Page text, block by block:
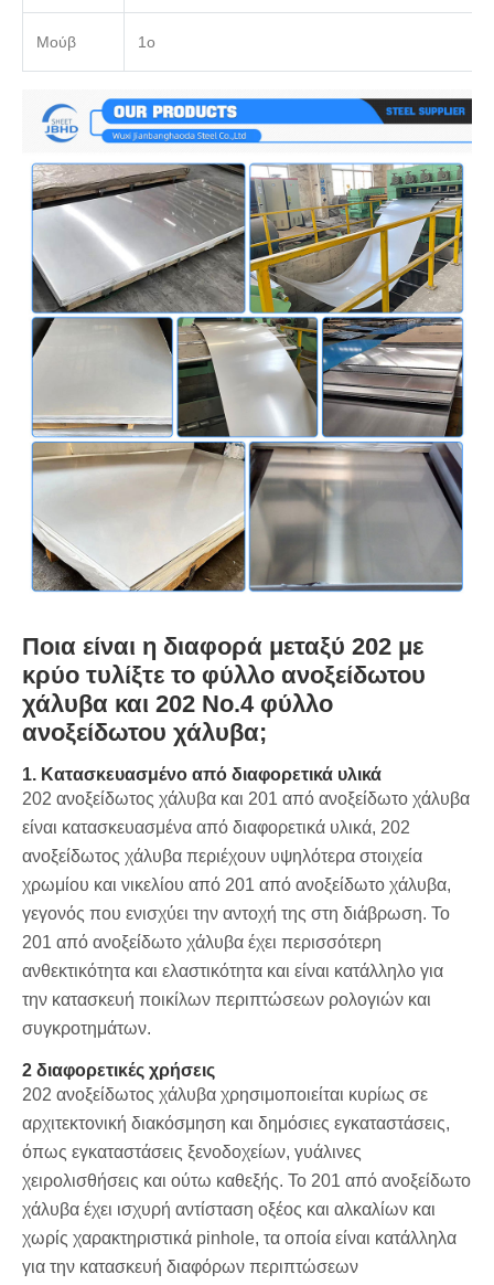
Μούβ 1ο
Ποια είναι η διαφορά μεταξύ 202 με
κρύο τυλίξτε το φύλλο ανοξείδωτου
χάλυβα και 202 Νο.4 φύλλο
ανοξείδωτου χάλυβα;
1. Κατασκευασμένο από διαφορετικά υλικά
202 ανοξείδωτος χάλυβα και 201 από ανοξείδωτο χάλυβα
είναι κατασκευασμένα από διαφορετικά υλικά, 202
ανοξείδωτος χάλυβα περιέχουν υψηλότερα στοιχεία
χρωμίου και νικελίου από 201 από ανοξείδωτο χάλυβα,
γεγονός που ενισχύει την αντοχή της στη διάβρωση. Το
201 από ανοξείδωτο χάλυβα έχει περισσότερη
ανθεκτικότητα και ελαστικότητα και είναι κατάλληλο για
την κατασκευή ποικίλων περιπτώσεων ρολογιών και
συγκροτημάτων.
2 διαφορετικές χρήσεις
202 ανοξείδωτος χάλυβα χρησιμοποιείται κυρίως σε
αρχιτεκτονική διακόσμηση και δημόσιες εγκαταστάσεις,
όπως εγκαταστάσεις ξενοδοχείων, γυάλινες
χειρολισθήσεις και ούτω καθεξής. Το 201 από ανοξείδωτο
χάλυβα έχει ισχυρή αντίσταση οξέος και αλκαλίων και
χωρίς χαρακτηριστικά pinhole, τα οποία είναι κατάλληλα
για την κατασκευή διαφόρων περιπτώσεων